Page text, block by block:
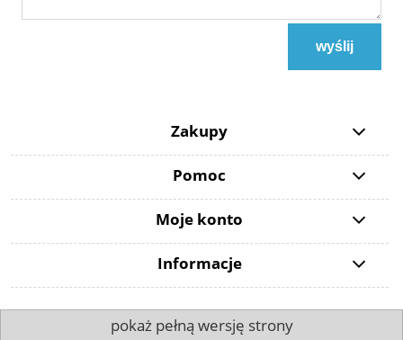
wyślij
Zakupy
Pomoc
Moje konto
Informacje
pokaż pełną wersję strony